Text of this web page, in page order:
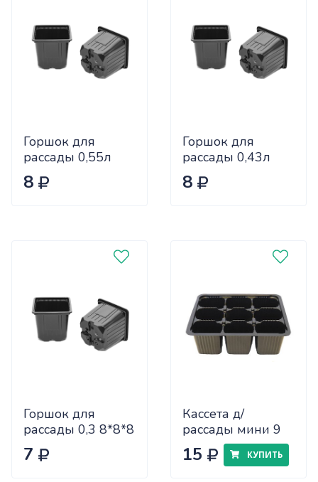
Горшок для
рассады 0,55л
9*9*10 квадрат
формованный
8
Горшок для
рассады 0,43л
9*9*8 квадрат
(1120 шт)
8
Горшок для
рассады 0,3 8*8*8
квадрат
формованный
7
Кассета д/
рассады мини 9
ячеек
(18*13,5*6см)
15 КУПИТЬ